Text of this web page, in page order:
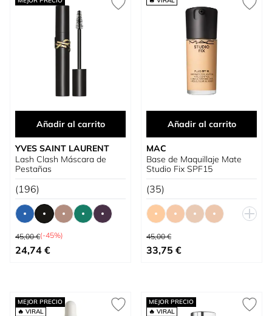
Añadir al carrito
YVES SAINT LAURENT
Lash Clash Máscara de
Pestañas
(196)
Precio habitual
45,00 €(-45%)
Tan bajo como
24,74 €
Añadir al carrito
MAC
Base de Maquillaje Mate
Studio Fix SPF15
(35)
Precio habitual
45,00 €
Tan bajo como
33,75 €
MEJOR PRECIO
🔥 VIRAL
MEJOR PRECIO
🔥 VIRAL